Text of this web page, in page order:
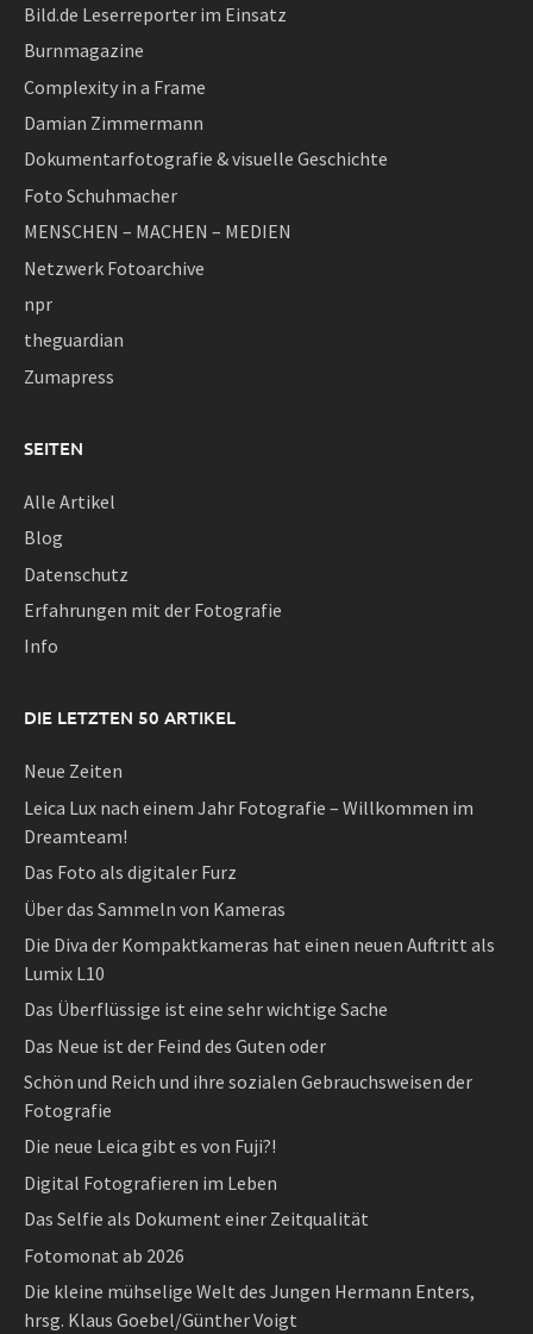
Bild.de Leserreporter im Einsatz
Burnmagazine
Complexity in a Frame
Damian Zimmermann
Dokumentarfotografie & visuelle Geschichte
Foto Schuhmacher
MENSCHEN – MACHEN – MEDIEN
Netzwerk Fotoarchive
npr
theguardian
Zumapress
SEITEN
Alle Artikel
Blog
Datenschutz
Erfahrungen mit der Fotografie
Info
DIE LETZTEN 50 ARTIKEL
Neue Zeiten
Leica Lux nach einem Jahr Fotografie – Willkommen im
Dreamteam!
Das Foto als digitaler Furz
Über das Sammeln von Kameras
Die Diva der Kompaktkameras hat einen neuen Auftritt als
Lumix L10
Das Überflüssige ist eine sehr wichtige Sache
Das Neue ist der Feind des Guten oder
Schön und Reich und ihre sozialen Gebrauchsweisen der
Fotografie
Die neue Leica gibt es von Fuji?!
Digital Fotografieren im Leben
Das Selfie als Dokument einer Zeitqualität
Fotomonat ab 2026
Die kleine mühselige Welt des Jungen Hermann Enters,
hrsg. Klaus Goebel/Günther Voigt